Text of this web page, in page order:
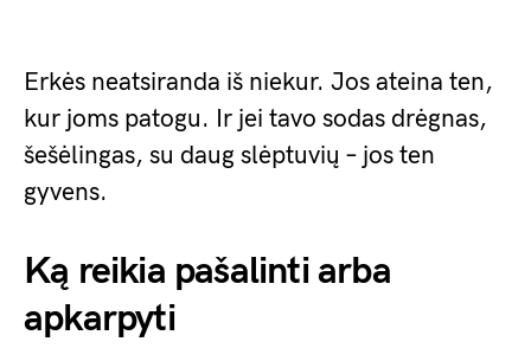
Erkės neatsiranda iš niekur. Jos ateina ten,
kur joms patogu. Ir jei tavo sodas drėgnas,
šešėlingas, su daug slėptuvių – jos ten
gyvens.
Ką reikia pašalinti arba
apkarpyti